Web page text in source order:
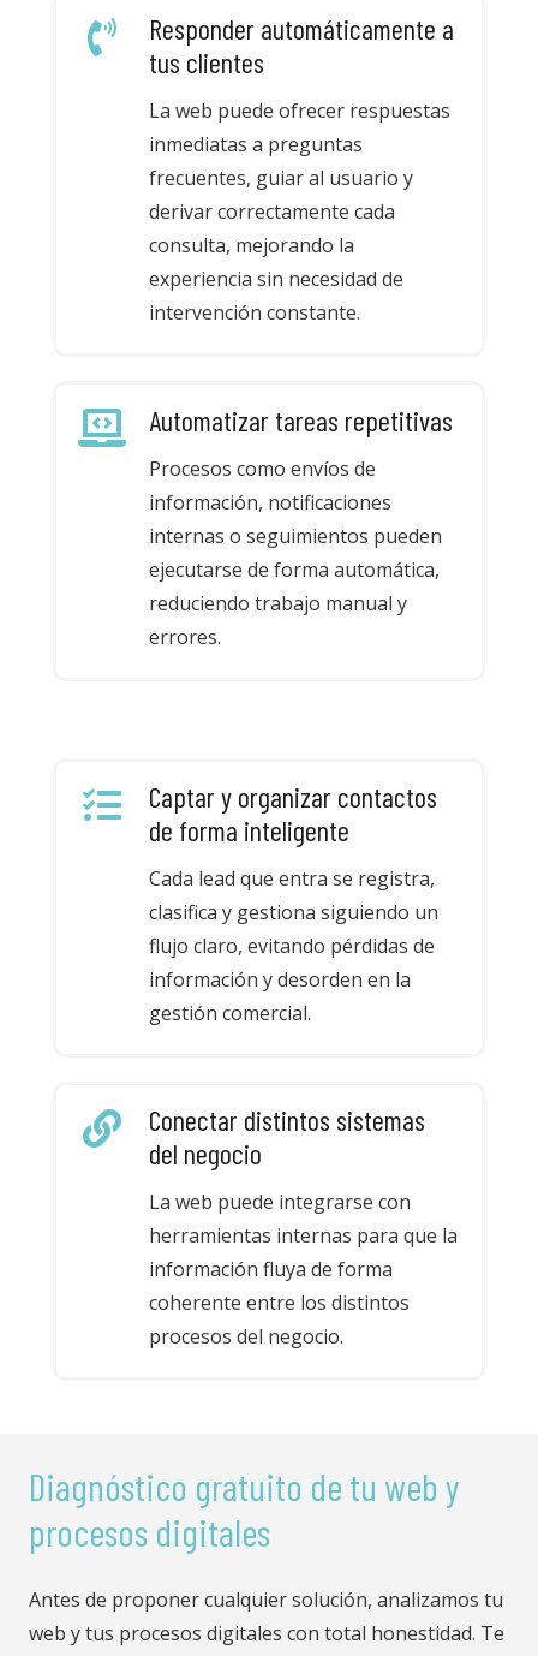
Responder automáticamente a
tus clientes
La web puede ofrecer respuestas
inmediatas a preguntas
frecuentes, guiar al usuario y
derivar correctamente cada
consulta, mejorando la
experiencia sin necesidad de
intervención constante.
Automatizar tareas repetitivas
Procesos como envíos de
información, notificaciones
internas o seguimientos pueden
ejecutarse de forma automática,
reduciendo trabajo manual y
errores.
Captar y organizar contactos
de forma inteligente
Cada lead que entra se registra,
clasifica y gestiona siguiendo un
flujo claro, evitando pérdidas de
información y desorden en la
gestión comercial.
Conectar distintos sistemas
del negocio
La web puede integrarse con
herramientas internas para que la
información fluya de forma
coherente entre los distintos
procesos del negocio.
Diagnóstico gratuito de tu web y
procesos digitales
Antes de proponer cualquier solución, analizamos tu
web y tus procesos digitales con total honestidad. Te